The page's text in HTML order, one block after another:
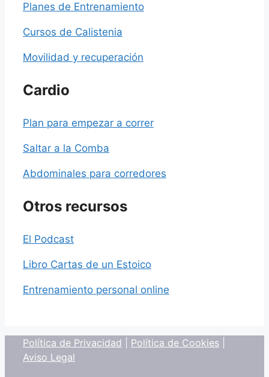
Planes de Entrenamiento
Cursos de Calistenia
Movilidad y recuperación
Cardio
Plan para empezar a correr
Saltar a la Comba
Abdominales para corredores
Otros recursos
El Podcast
Libro Cartas de un Estoico
Entrenamiento personal online
Política de Privacidad Política de Cookies
Aviso Legal